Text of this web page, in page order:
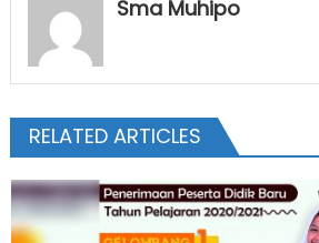
Sma Muhipo
RELATED ARTICLES